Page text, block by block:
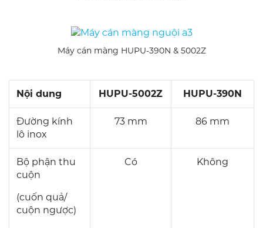
Máy cán màng HUPU-390N & 5002Z
Nội dung HUPU-5002Z HUPU-390N
Đường kính
lô inox
73 mm 86 mm
Bộ phận thu
cuộn
(cuốn quả/
cuộn ngược)
Có Không